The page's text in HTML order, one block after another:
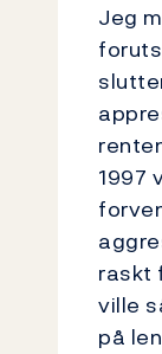
Jeg
1997
raskt
ville
på